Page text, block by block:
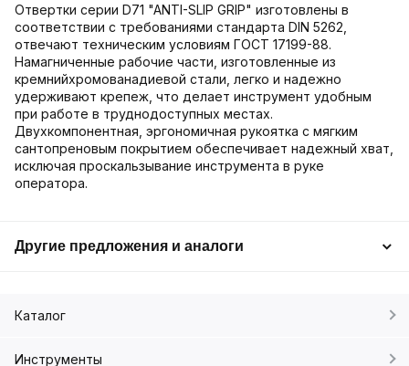
Отвертки серии D71 "ANTI-SLIP GRIP" изготовлены в
соответствии с требованиями стандарта DIN 5262,
отвечают техническим условиям ГОСТ 17199-88.
Намагниченные рабочие части, изготовленные из
кремнийхромованадиевой стали, легко и надежно
удерживают крепеж, что делает инструмент удобным
при работе в труднодоступных местах.
Двухкомпонентная, эргономичная рукоятка с мягким
сантопреновым покрытием обеспечивает надежный хват,
исключая проскальзывание инструмента в руке
оператора.
Другие предложения и аналоги
Каталог
Инструменты